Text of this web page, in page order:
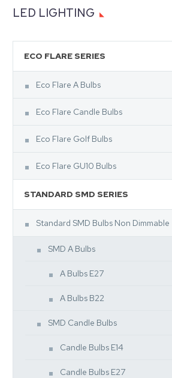
LED LIGHTING
ECO FLARE SERIES
Eco Flare A Bulbs
Eco Flare Candle Bulbs
Eco Flare Golf Bulbs
Eco Flare GU10 Bulbs
STANDARD SMD SERIES
Standard SMD Bulbs Non Dimmable
SMD A Bulbs
A Bulbs E27
A Bulbs B22
SMD Candle Bulbs
Candle Bulbs E14
Candle Bulbs E27